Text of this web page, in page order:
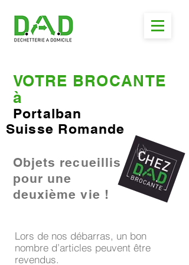
VOTRE BROCANTE
à
Portalban
Suisse Romande
Objets recueillis
pour une
deuxième vie !
Lors de nos débarras, un bon
nombre d’articles peuvent être
revendus.